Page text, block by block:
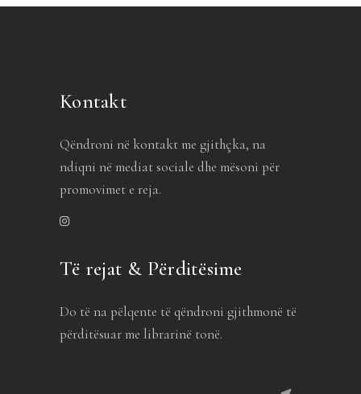
Kontakt
Qëndroni në kontakt me gjithçka, na
ndiqni në mediat sociale dhe mësoni për
promovimet e reja.
Të rejat & Përditësime
Do të na pëlqente të qëndroni gjithmonë të
përditësuar me librarinë tonë.